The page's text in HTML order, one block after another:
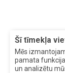
Šī tīmekļa
Mēs
pamata
un analizētu